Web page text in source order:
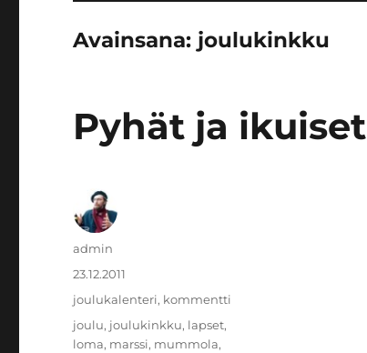
Avainsana: joulukinkku
Pyhät ja ikuiset
Kirjoittaja
admin
Julkaistu
23.12.2011
Kategoriat
joulukalenteri, kommentti
Avainsanat
joulu, joulukinkku, lapset,
loma, marssi, mummola,